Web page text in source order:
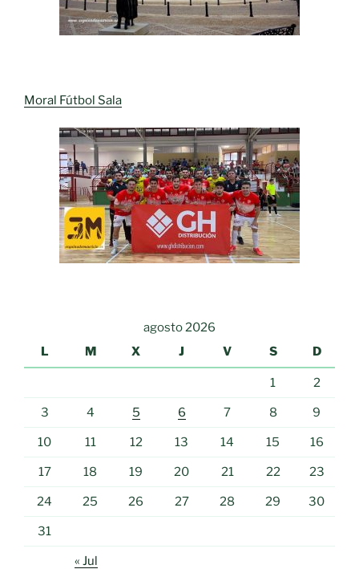
Moral Fútbol Sala
agosto 2026
L
M X J V S D
1 2
3 4 5 6 7 8 9
10 11 12 13 14 15 16
17 18 19 20 21 22 23
24 25 26 27 28 29 30
31
« Jul